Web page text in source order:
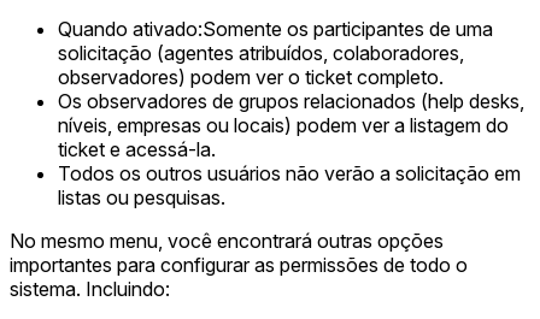
Quando ativado:Somente os participantes de uma
solicitação (agentes atribuídos, colaboradores,
observadores) podem ver o ticket completo.
Os observadores de grupos relacionados (help desks,
níveis, empresas ou locais) podem ver a listagem do
ticket e acessá-la.
Todos os outros usuários não verão a solicitação em
listas ou pesquisas.
No mesmo menu, você encontrará outras opções
importantes para configurar as permissões de todo o
sistema. Incluindo: